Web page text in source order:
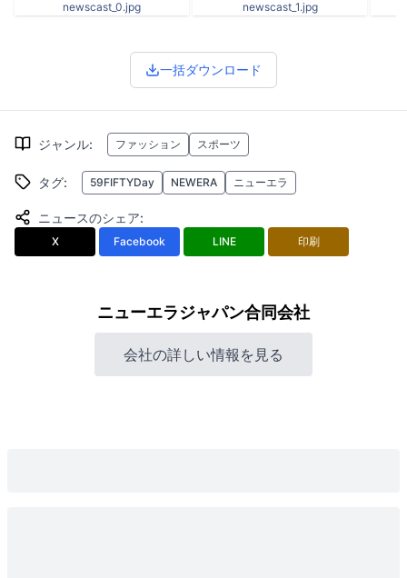
newscast_0.jpg newscast_1.jpg
一括ダウンロード
ジャンル: ファッション スポーツ
タグ: 59FIFTYDay NEWERA ニューエラ
ニュースのシェア:
X Facebook LINE 印刷
ニューエラジャパン合同会社
会社の詳しい情報を見る